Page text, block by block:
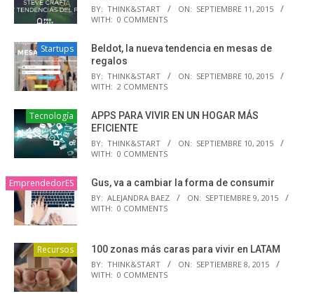
BY: THINK&START ON: SEPTIEMBRE 11, 2015
WITH: 0 COMMENTS
Startups
Beldot, la nueva tendencia en mesas de
regalos
BY: THINK&START ON: SEPTIEMBRE 10, 2015
WITH: 2 COMMENTS
Tecnología
APPS PARA VIVIR EN UN HOGAR MÁS
EFICIENTE
BY: THINK&START ON: SEPTIEMBRE 10, 2015
WITH: 0 COMMENTS
EmprendedorES Gus, va a cambiar la forma de consumir
BY: ALEJANDRA BAEZ ON: SEPTIEMBRE 9, 2015
WITH: 0 COMMENTS
Recursos 100 zonas más caras para vivir en LATAM
BY: THINK&START ON: SEPTIEMBRE 8, 2015
WITH: 0 COMMENTS